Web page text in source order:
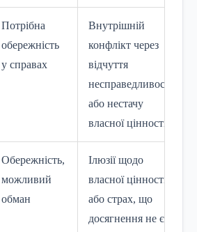
Потрібна
обережність
у справах
Внутрішній
конфлікт через
відчуття
несправедливості
або нестачу
власної цінності
Обережність,
можливий
обман
Ілюзії щодо
власної цінності
або страх, що
досягнення не є